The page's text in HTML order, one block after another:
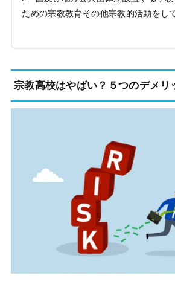
ための宗教教育その他宗教的活動をし
宗教高校はやばい？５つのデメリ